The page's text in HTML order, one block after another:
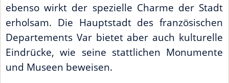
ebenso wirkt der spezielle Charme der Stadt
erholsam. Die Hauptstadt des französischen
Departements Var bietet aber auch kulturelle
Eindrücke, wie seine stattlichen Monumente
und Museen beweisen.